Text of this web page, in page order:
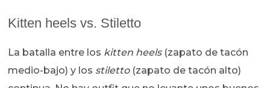
Kitten heels vs. Stiletto
La batalla entre los kitten heels(zapato de tacón
medio-bajo) y los stiletto(zapato de tacón alto)